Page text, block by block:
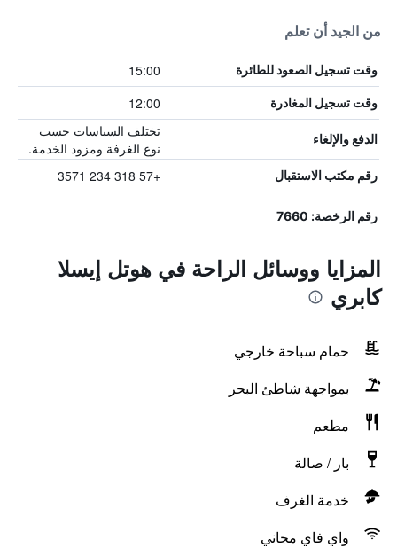
من الجيد أن تعلم
وقت تسجيل الصعود للطائرة 15:00
وقت تسجيل المغادرة 12:00
الدفع والإلغاء
تختلف السياسات حسب
نوع الغرفة ومزود الخدمة.
رقم مكتب الاستقبال +57 318 234 3571
رقم الرخصة: 7660
المزايا ووسائل الراحة في هوتل إيسلا
كابري
حمام سباحة خارجي
بمواجهة شاطئ البحر
مطعم
بار / صالة
خدمة الغرف
واي فاي مجاني